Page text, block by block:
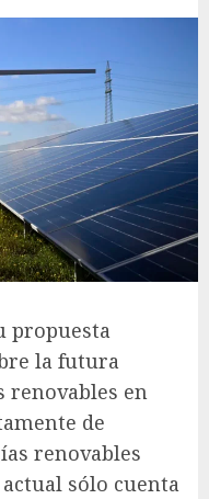
propuesta
la futura
renovables en
de
renovables
sólo cuenta